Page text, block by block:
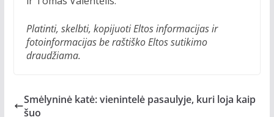
Platinti, skelbti, kopijuoti Eltos informacijas ir
fotoinformacijas be raštiško Eltos sutikimo
draudžiama.
Smėlyninė katė: vienintelė pasaulyje, kuri loja kaip
šuo